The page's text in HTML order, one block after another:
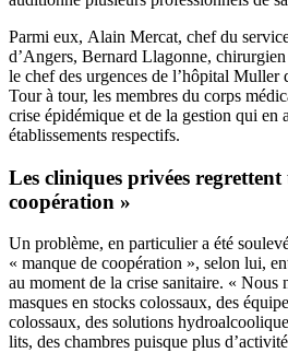
Parmi eux, Alain Mercat, chef du
d’Angers, Bernard Llagonne,
le chef des urgences de l’hôpital
Tour à tour, les membres du corps
crise épidémique et de la gestion qui en
établissements respectifs.
Les cliniques privées regrettent
coopération »
Un problème, en particulier a été
« manque de coopération », selon lui,
au moment de la crise sanitaire. « Nous
masques en stocks colossaux, des
colossaux, des solutions
lits, des chambres puisque plus